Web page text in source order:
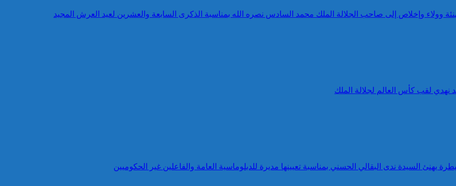
وولاء وإخلاص إلى صاحب الجلالة الملك محمد السادس نصره الله بمناسبة الذكرى السابعة والعشرين لعيد العرش المجيد
نهدي لقب كأس العالم لجلالة الملك
يهنئ السيدة ندى البقالي الحسني بمناسبة تعيينها مديرة للدبلوماسية العامة والفاعلين غير الحكوميين